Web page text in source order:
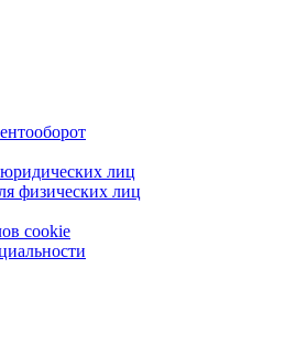
лиц
физических лиц
cookie